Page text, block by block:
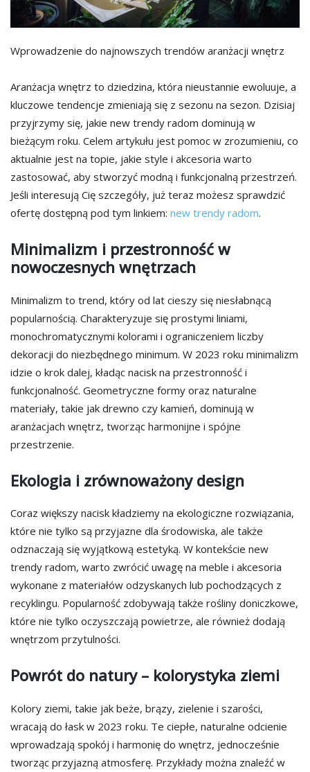
Wprowadzenie do najnowszych trendów aranżacji wnętrz
Aranżacja wnętrz to dziedzina, która nieustannie ewoluuje, a
kluczowe tendencje zmieniają się z sezonu na sezon. Dzisiaj
przyjrzymy się, jakie new trendy radom dominują w
bieżącym roku. Celem artykułu jest pomoc w zrozumieniu, co
aktualnie jest na topie, jakie style i akcesoria warto
zastosować, aby stworzyć modną i funkcjonalną przestrzeń.
Jeśli interesują Cię szczegóły, już teraz możesz sprawdzić
ofertę dostępną pod tym linkiem: new trendy radom.
Minimalizm i przestronność w
nowoczesnych wnętrzach
Minimalizm to trend, który od lat cieszy się niesłabnącą
popularnością. Charakteryzuje się prostymi liniami,
monochromatycznymi kolorami i ograniczeniem liczby
dekoracji do niezbędnego minimum. W 2023 roku minimalizm
idzie o krok dalej, kładąc nacisk na przestronność i
funkcjonalność. Geometryczne formy oraz naturalne
materiały, takie jak drewno czy kamień, dominują w
aranżacjach wnętrz, tworząc harmonijne i spójne
przestrzenie.
Ekologia i zrównoważony design
Coraz większy nacisk kładziemy na ekologiczne rozwiązania,
które nie tylko są przyjazne dla środowiska, ale także
odznaczają się wyjątkową estetyką. W kontekście new
trendy radom, warto zwrócić uwagę na meble i akcesoria
wykonane z materiałów odzyskanych lub pochodzących z
recyklingu. Popularność zdobywają także rośliny doniczkowe,
które nie tylko oczyszczają powietrze, ale również dodają
wnętrzom przytulności.
Powrót do natury – kolorystyka ziemi
Kolory ziemi, takie jak beże, brązy, zielenie i szarości,
wracają do łask w 2023 roku. Te ciepłe, naturalne odcienie
wprowadzają spokój i harmonię do wnętrz, jednocześnie
tworząc przyjazną atmosferę. Przykłady można znaleźć w